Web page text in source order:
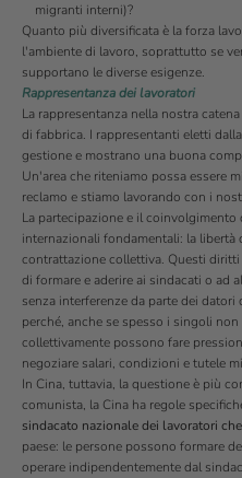
migranti interni)?
Quanto più diversificata è la forza
l'ambiente di lavoro, soprattutto se
supportano le diverse esigenze.
Rappresentanza dei lavoratori
La rappresentanza nella nostra
di fabbrica. I rappresentanti eletti
gestione e mostrano una buona
Un'area che riteniamo possa essere
reclamo e stiamo lavorando con i
La partecipazione e il
internazionali fondamentali: la
contrattazione collettiva. Questi
di formare e aderire ai sindacati o ad
senza interferenze da parte dei
perché, anche se spesso i singoli
collettivamente possono fare
negoziare salari, condizioni e tutele
In Cina, tuttavia, la questione è più
comunista, la Cina ha regole
sindacato nazionale dei lavoratori che
paese: le persone possono formare
operare indipendentemente dal